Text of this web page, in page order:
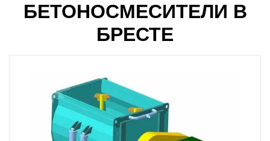
БЕТОНОСМЕСИТЕЛИ В
БРЕСТЕ